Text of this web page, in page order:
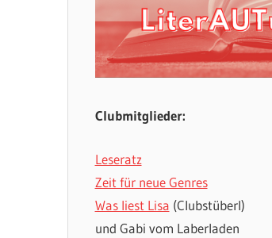
Clubmitglieder:
Leseratz
Zeit für neue Genres
Was liest Lisa (Clubstüberl)
und Gabi vom Laberladen